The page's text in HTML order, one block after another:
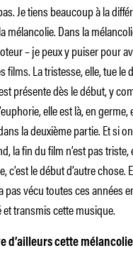
Je tiens beaucoup à la
mélancolie. Dans la
– je peux y puiser pour
films. La tristesse, elle, tue le
présente dès le début, y
elle est là, en germe,
la deuxième partie. Et si
la fin du film n’est pas
c’est le début d’autre chose.
pas vécu toutes ces années
et transmis cette musique.
d’ailleurs cette